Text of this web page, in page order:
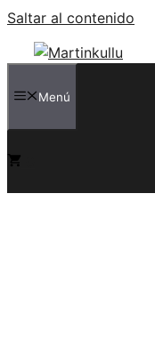
Saltar al contenido
Menú